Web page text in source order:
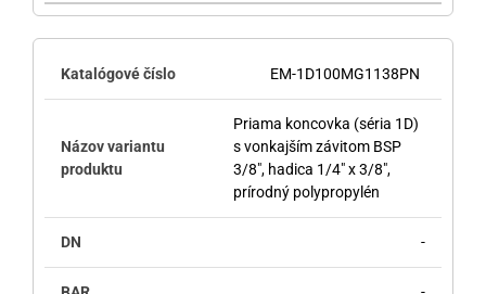
EM-1D100MG1138PN
Priama koncovka (séria 1D)
s vonkajším závitom BSP
3/8", hadica 1/4" x 3/8",
prírodný polypropylén
-